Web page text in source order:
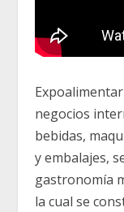
negocios
bebidas,
y embalajes,
gastronomía
la cual se